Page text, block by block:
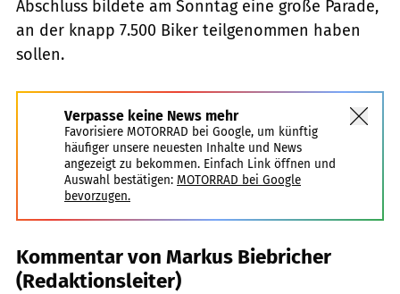
Abschluss bildete am Sonntag eine große Parade,
an der knapp 7.500 Biker teilgenommen haben
sollen.
Verpasse keine News mehr
Favorisiere MOTORRAD bei Google, um künftig
häufiger unsere neuesten Inhalte und News
angezeigt zu bekommen. Einfach Link öffnen und
Auswahl bestätigen: MOTORRAD bei Google
bevorzugen.
Kommentar von Markus Biebricher
(Redaktionsleiter)